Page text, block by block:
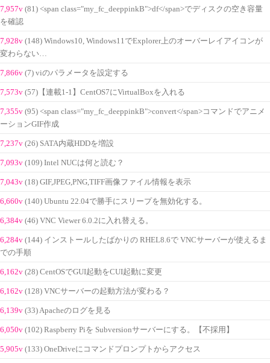
7,957v (81) <span class="my_fc_deeppinkB">df</span>でディスクの空き容量
を確認
7,928v (148) Windows10, Windows11でExplorer上のオーバーレイアイコンが
変わらない…
7,866v (7) viのパラメータを設定する
7,573v (57)【連載1-1】CentOS7にVirtualBoxを入れる
7,355v (95) <span class="my_fc_deeppinkB">convert</span>コマンドでアニメ
ーションGIF作成
7,237v (26) SATA内蔵HDDを増設
7,093v (109) Intel NUCは何と読む？
7,043v (18) GIF,JPEG,PNG,TIFF画像ファイル情報を表示
6,660v (140) Ubuntu 22.04で勝手にスリープを無効化する。
6,384v (46) VNC Viewer 6.0.2に入れ替える。
6,284v (144) インストールしたばかりの RHEL8.6で VNCサーバーが使えるま
での手順
6,162v (28) CentOSでGUI起動をCUI起動に変更
6,162v (128) VNCサーバーの起動方法が変わる？
6,139v (33) Apacheのログを見る
6,050v (102) Raspberry Piを Subversionサーバーにする。【不採用】
5,905v (133) OneDriveにコマンドプロンプトからアクセス